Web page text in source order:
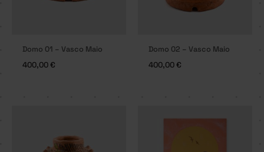
Domo 01 – Vasco Maio
400,00€
Domo 02 – Vasco Maio
400,00€